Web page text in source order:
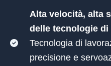
Alta velocità, alta
delle tecnologie di
Tecnologia di
precisione e